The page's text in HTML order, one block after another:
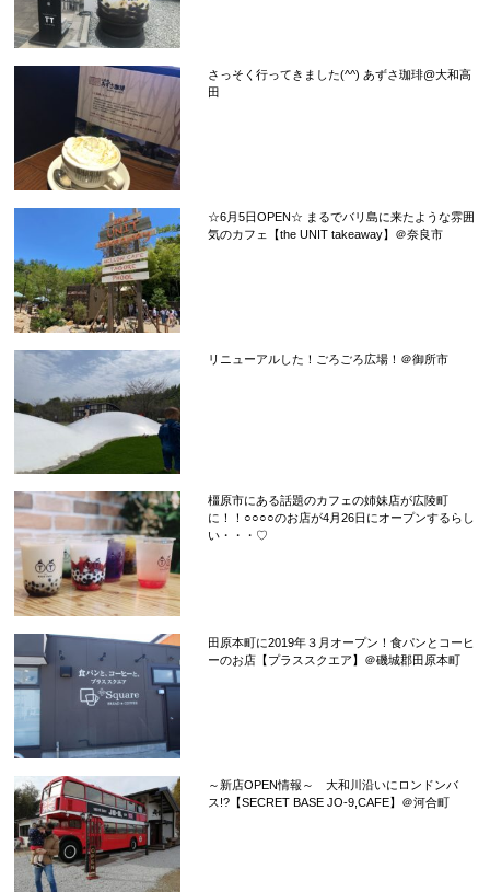
さっそく行ってきました(^^) あずさ珈琲@大和高
田
☆6月5日OPEN☆ まるでバリ島に来たような雰囲
気のカフェ【the UNIT takeaway】＠奈良市
リニューアルした！ごろごろ広場！＠御所市
橿原市にある話題のカフェの姉妹店が広陵町
に！！○○○○のお店が4月26日にオープンするらし
い・・・♡
田原本町に2019年３月オープン！食パンとコーヒ
ーのお店【プラススクエア】＠磯城郡田原本町
～新店OPEN情報～ 大和川沿いにロンドンバ
ス!?【SECRET BASE JO-9,CAFE】＠河合町